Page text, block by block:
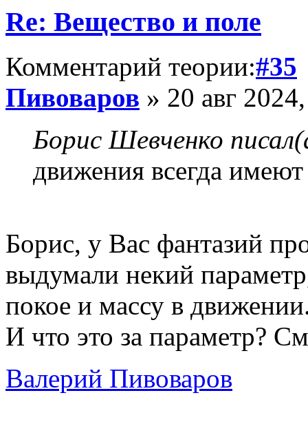
Re: Вещество и поле
Комментарий теории:#35
Пивоваров » 20 авг
Борис Шевченко
движения всегда
Борис, у Вас фантазий
выдумали некий
покое и массу в
И что это за параметр?
Валерий Пивоваров